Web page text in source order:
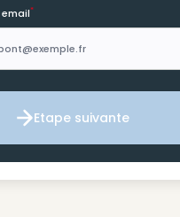
*
Etape suivante
Etape suivante